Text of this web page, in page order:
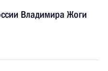
Владимира Жоги